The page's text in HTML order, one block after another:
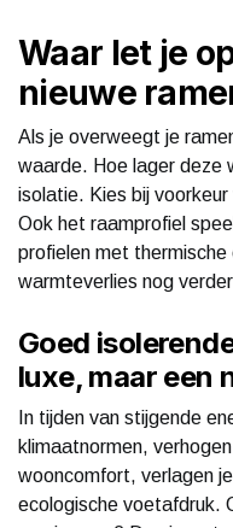
Waar let je
nieuwe
Als je overweegt je
waarde. Hoe lager deze
isolatie. Kies bij
Ook het raamprofiel
profielen met thermische
warmteverlies nog
Goed
luxe, maar een
In tijden van stijgende
klimaatnormen,
wooncomfort, verlagen
ecologische voetafdruk.